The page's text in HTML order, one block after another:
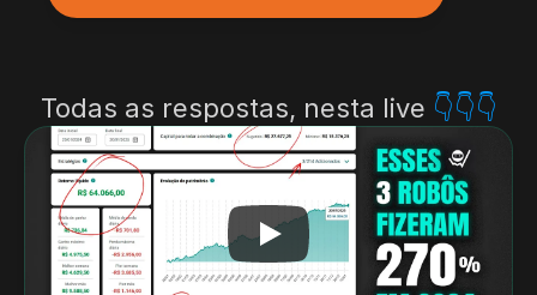
Todas as respostas, nesta live 👇👇👇